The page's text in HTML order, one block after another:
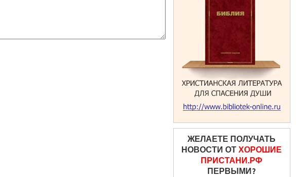
ЖЕЛАЕТЕ ПОЛУЧАТЬ
НОВОСТИ ОТХОРОШИЕ
ПРИСТАНИ.РФ
ПЕРВЫМИ?